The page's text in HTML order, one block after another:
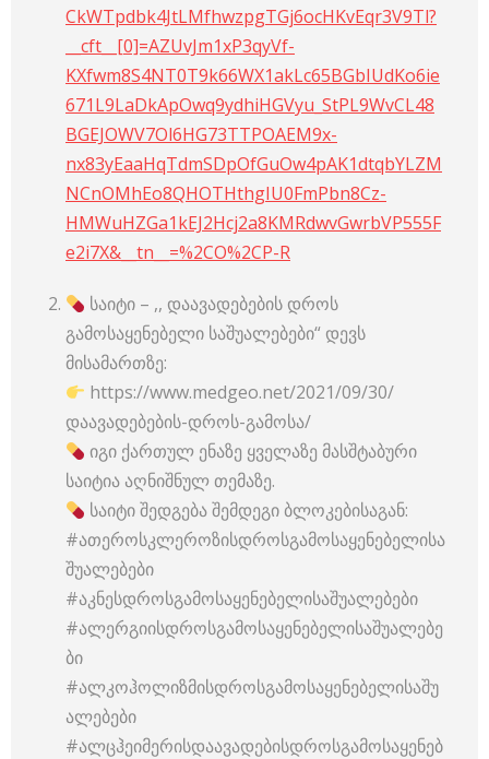
CkWTpdbk4JtLMfhwzpgTGj6ocHKvEqr3V9Tl?
__cft__[0]=AZUvJm1xP3qyVf-
KXfwm8S4NT0T9k66WX1akLc65BGbIUdKo6ie
671L9LaDkApOwq9ydhiHGVyu_StPL9WvCL48
BGEJOWV7Ol6HG73TTPOAEM9x-
nx83yEaaHqTdmSDpOfGuOw4pAK1dtqbYLZM
NCnOMhEo8QHOTHthgIU0FmPbn8Cz-
HMWuHZGa1kEJ2Hcj2a8KMRdwvGwrbVP555F
e2i7X&__tn__=%2CO%2CP-R
საიტი – ,, დაავადებების დროს
გამოსაყენებელი საშუალებები“ დევს
მისამართზე:
https://www.medgeo.net/2021/09/30/
დაავადებების-დროს-გამოსა/
იგი ქართულ ენაზე ყველაზე მასშტაბური
საიტია აღნიშნულ თემაზე.
საიტი შედგება შემდეგი ბლოკებისაგან:
#ათეროსკლეროზისდროსგამოსაყენებელისა
შუალებები
#აკნესდროსგამოსაყენებელისაშუალებები
#ალერგიისდროსგამოსაყენებელისაშუალებე
ბი
#ალკოჰოლიზმისდროსგამოსაყენებელისაშუ
ალებები
#ალცჰეიმერისდაავადებისდროსგამოსაყენებ